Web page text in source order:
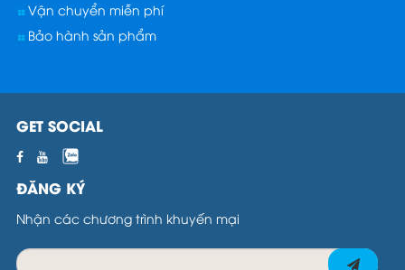
Vận chuyển miễn phí
Bảo hành sản phẩm
GET SOCIAL
ĐĂNG KÝ
Nhận các chương trình khuyến mại